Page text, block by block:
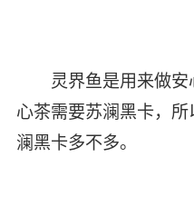
灵界鱼是用来做安
心茶需要苏澜黑卡，
澜黑卡多不多。